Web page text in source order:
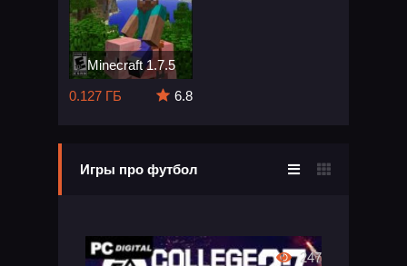
Minecraft 1.7.5
0.127 ГБ
6.8
Игры про футбол
247